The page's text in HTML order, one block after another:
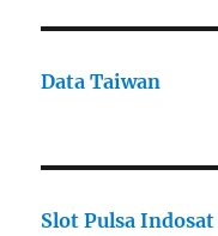
Data Taiwan
Slot Pulsa Indosat